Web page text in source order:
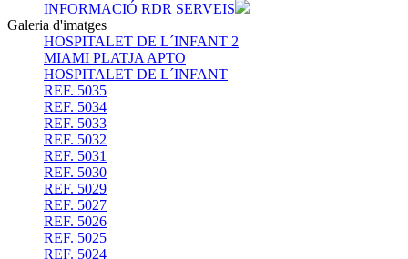
INFORMACIÓ RDR SERVEIS
Galeria d'imatges
HOSPITALET DE L´INFANT 2
MIAMI PLATJA APTO
HOSPITALET DE L´INFANT
REF. 5035
REF. 5034
REF. 5033
REF. 5032
REF. 5031
REF. 5030
REF. 5029
REF. 5027
REF. 5026
REF. 5025
REF. 5024